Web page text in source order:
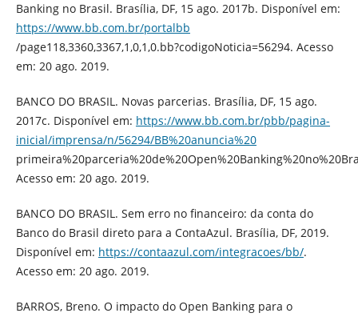
Banking no Brasil. Brasília, DF, 15 ago. 2017b. Disponível em:
https://www.bb.com.br/portalbb
/page118,3360,3367,1,0,1,0.bb?codigoNoticia=56294. Acesso
em: 20 ago. 2019.
BANCO DO BRASIL. Novas parcerias. Brasília, DF, 15 ago.
2017c. Disponível em: https://www.bb.com.br/pbb/pagina-
inicial/imprensa/n/56294/BB%20anuncia%20
Acesso em: 20 ago. 2019.
BANCO DO BRASIL. Sem erro no financeiro: da conta do
Banco do Brasil direto para a ContaAzul. Brasília, DF, 2019.
Disponível em: https://contaazul.com/integracoes/bb/.
Acesso em: 20 ago. 2019.
BARROS, Breno. O impacto do Open Banking para o